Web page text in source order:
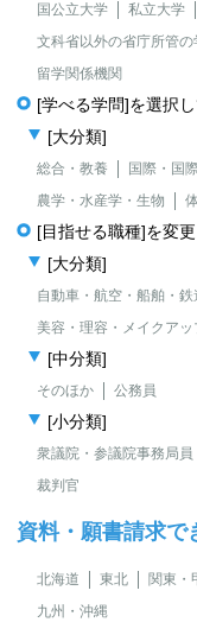
国公立大学 私立大学
文科省以外の省庁所管の
留学関係機関
[学べる学問]を選択
[大分類]
総合・教養 国際・国
農学・水産学・生物
[目指せる職種]を変
[大分類]
自動車・航空・船舶・
美容・理容・メイクアッ
[中分類]
そのほか 公務員
[小分類]
衆議院・参議院事務局員
裁判官
資料・願書請求で
北海道 東北 関東・
九州・沖縄